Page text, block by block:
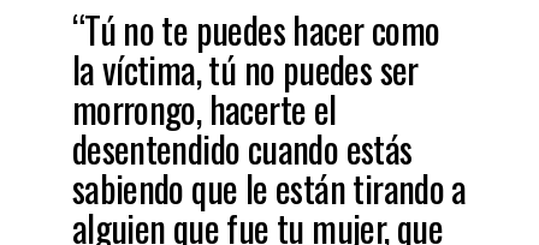
“Tú no te puedes hacer como
la víctima, tú no puedes ser
morrongo, hacerte el
desentendido cuando estás
sabiendo que le están tirando a
alguien que fue tu mujer, que